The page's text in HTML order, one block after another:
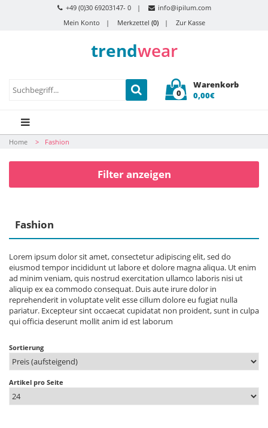
+49 (0)30 69203147- 0
info@ipilum.com
Mein Konto
Merkzettel (0) Zur Kasse
trendwear
0
Warenkorb
0,00€
Home Fashion
Filter anzeigen
Fashion
Lorem ipsum dolor sit amet, consectetur adipiscing elit, sed do
eiusmod tempor incididunt ut labore et dolore magna aliqua. Ut enim
ad minim veniam, quis nostrud exercitation ullamco laboris nisi ut
aliquip ex ea commodo consequat. Duis aute irure dolor in
reprehenderit in voluptate velit esse cillum dolore eu fugiat nulla
pariatur. Excepteur sint occaecat cupidatat non proident, sunt in culpa
qui officia deserunt mollit anim id est laborum
Sortierung
Artikel pro Seite